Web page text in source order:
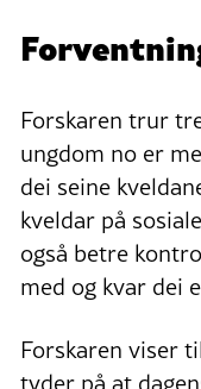
Forskaren trur
ungdom no er
dei seine
kveldar på
også betre
med og kvar dei
Forskaren viser